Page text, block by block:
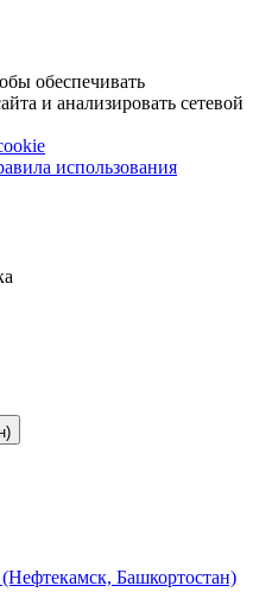
обеспечивать
и анализировать сетевой
использования
Башкортостан)